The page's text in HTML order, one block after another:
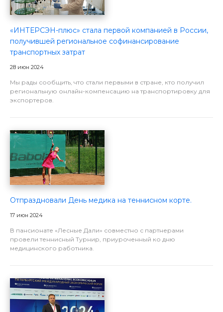
«ИНТЕРСЭН-плюс» стала первой компанией в России,
получившей региональное софинансирование
транспортных затрат
28 июн 2024
Мы рады сообщить, что стали первыми в стране, кто получил
региональную онлайн-компенсацию на транспортировку для
экспортеров.
Отпраздновали День медика на теннисном корте.
17 июн 2024
В пансионате «Лесные Дали» совместно с партнерами
провели теннисный Турнир, приуроченный ко дню
медицинского работника.